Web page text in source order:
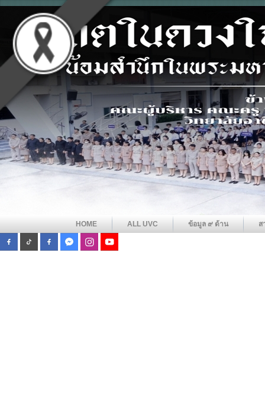
HOME ALL UVC ข้อมูล ๙ ด้าน ส